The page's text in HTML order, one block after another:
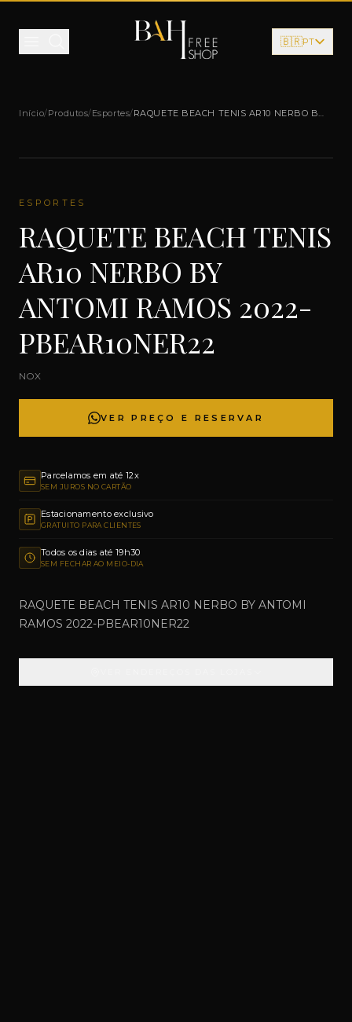
🇧🇷PT
Início/Produtos/Esportes/RAQUETE BEACH TENIS AR10 NERBO BY
ESPORTES
RAQUETE BEACH TENIS
AR10 NERBO BY
ANTOMI RAMOS 2022-
PBEAR10NER22
NOX
VER PREÇO E RESERVAR
Parcelamos em até 12x
SEM JUROS NO CARTÃO
Estacionamento exclusivo
GRATUITO PARA CLIENTES
Todos os dias até 19h30
SEM FECHAR AO MEIO-DIA
RAQUETE BEACH TENIS AR10 NERBO BY ANTOMI
RAMOS 2022-PBEAR10NER22